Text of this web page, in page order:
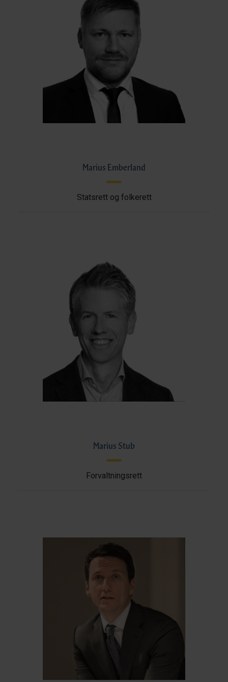
Marius Emberland
Statsrett og folkerett
Marius Stub
Forvaltningsrett